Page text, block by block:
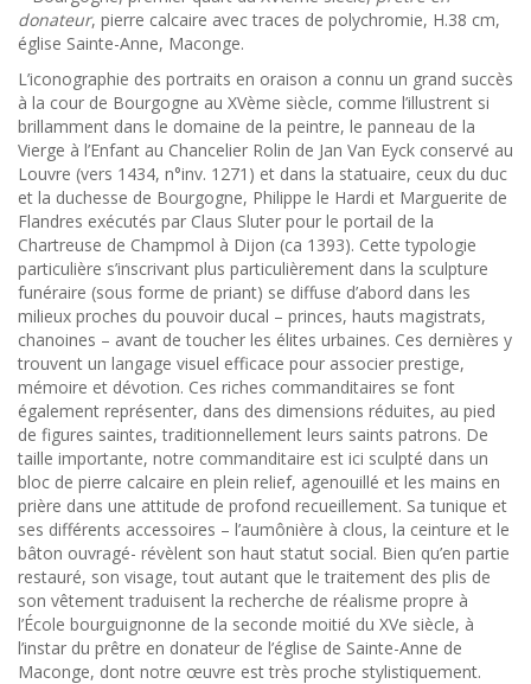
donateur, pierre calcaire avec traces de polychromie, H.38 cm,
église Sainte-Anne, Maconge.
L’iconographie des portraits en oraison a connu un grand succès
à la cour de Bourgogne au XVème siècle, comme l’illustrent si
brillamment dans le domaine de la peintre, le panneau de la
Vierge à l’Enfant au Chancelier Rolin de Jan Van Eyck conservé au
Louvre (vers 1434, n°inv. 1271) et dans la statuaire, ceux du duc
et la duchesse de Bourgogne, Philippe le Hardi et Marguerite de
Flandres exécutés par Claus Sluter pour le portail de la
Chartreuse de Champmol à Dijon (ca 1393). Cette typologie
particulière s’inscrivant plus particulièrement dans la sculpture
funéraire (sous forme de priant) se diffuse d’abord dans les
milieux proches du pouvoir ducal – princes, hauts magistrats,
chanoines – avant de toucher les élites urbaines. Ces dernières y
trouvent un langage visuel efficace pour associer prestige,
mémoire et dévotion. Ces riches commanditaires se font
également représenter, dans des dimensions réduites, au pied
de figures saintes, traditionnellement leurs saints patrons. De
taille importante, notre commanditaire est ici sculpté dans un
bloc de pierre calcaire en plein relief, agenouillé et les mains en
prière dans une attitude de profond recueillement. Sa tunique et
ses différents accessoires – l’aumônière à clous, la ceinture et le
bâton ouvragé- révèlent son haut statut social. Bien qu’en partie
restauré, son visage, tout autant que le traitement des plis de
son vêtement traduisent la recherche de réalisme propre à
l’École bourguignonne de la seconde moitié du XVe siècle, à
l’instar du prêtre en donateur de l’église de Sainte-Anne de
Maconge, dont notre œuvre est très proche stylistiquement.